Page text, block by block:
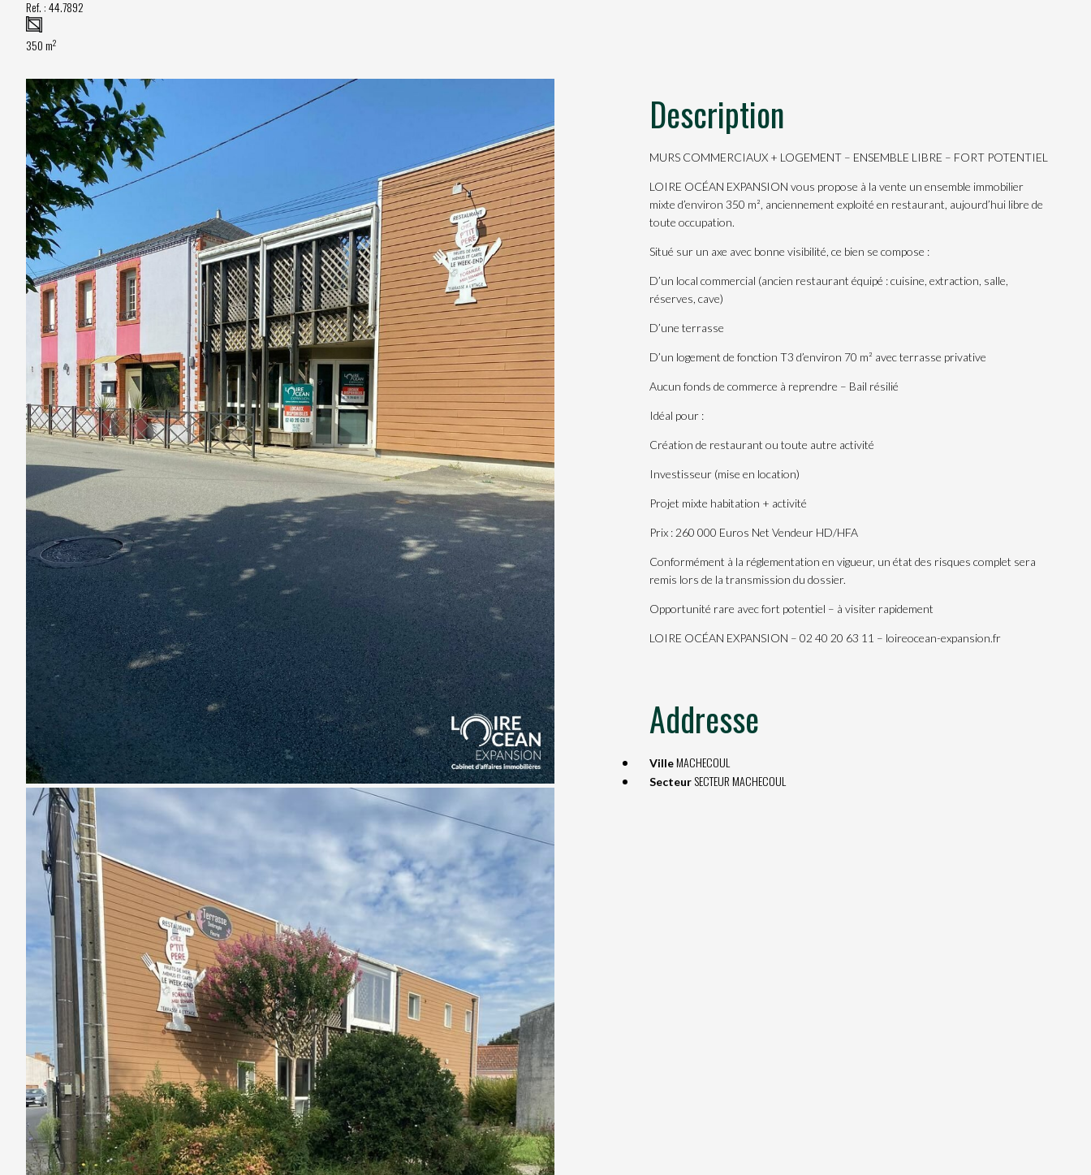
Ref. :44.7892
350 m2
Description
MURS COMMERCIAUX + LOGEMENT – ENSEMBLE LIBRE – FORT POTENTIEL
LOIRE OCÉAN EXPANSION vous propose à la vente un ensemble immobilier
mixte d’environ 350 m², anciennement exploité en restaurant, aujourd’hui libre de
toute occupation.
Situé sur un axe avec bonne visibilité, ce bien se compose :
D’un local commercial (ancien restaurant équipé : cuisine, extraction, salle,
réserves, cave)
D’une terrasse
D’un logement de fonction T3 d’environ 70 m² avec terrasse privative
Aucun fonds de commerce à reprendre – Bail résilié
Idéal pour :
Création de restaurant ou toute autre activité
Investisseur (mise en location)
Projet mixte habitation + activité
Prix : 260 000 Euros Net Vendeur HD/HFA
Conformément à la réglementation en vigueur, un état des risques complet sera
remis lors de la transmission du dossier.
Opportunité rare avec fort potentiel – à visiter rapidement
LOIRE OCÉAN EXPANSION – 02 40 20 63 11 – loireocean-expansion.fr
Addresse
VilleMACHECOUL
Secteur SECTEUR MACHECOUL